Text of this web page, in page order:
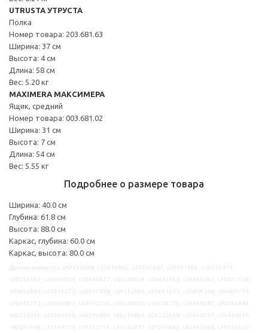
UTRUSTA УТРУСТА
Полка
Номер товара: 203.681.63
Ширина: 37 см
Высота: 4 см
Длина: 58 см
Вес: 5.20 кг
MAXIMERA МАКСИМЕРА
Ящик, средний
Номер товара: 003.681.02
Ширина: 31 см
Высота: 7 см
Длина: 54 см
Вес: 5.55 кг
Подробнее о размере товара
Ширина: 40.0 см
Глубина: 61.8 см
Высота: 88.0 см
Каркас, глубина: 60.0 см
Каркас, высота: 80.0 см